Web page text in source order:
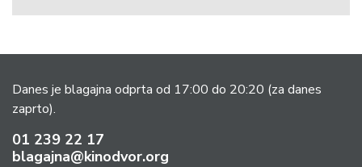
Danes je blagajna odprta od 17:00 do 20:20 (za danes
zaprto).
01 239 22 17
blagajna@kinodvor.org